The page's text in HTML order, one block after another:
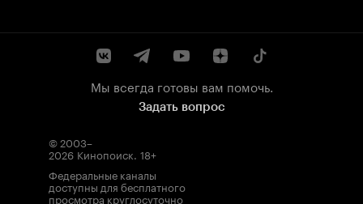
Мы всегда готовы вам помочь.
Задать вопрос
© 2003–
2026 Кинопоиск. 18+
Федеральные каналы
доступны для бесплатного
просмотра круглосуточно